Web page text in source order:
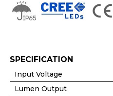
SPECIFICATION
Input Voltage
Lumen Output